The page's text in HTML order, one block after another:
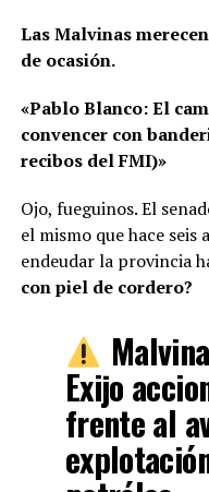
Las Malvinas
de ocasión.
«Pablo Blanco: El
convencer con
recibos del FMI)»
Ojo, fueguinos. El
el mismo que hace
endeudar la provincia
con piel de cordero?
Exijo
frente al